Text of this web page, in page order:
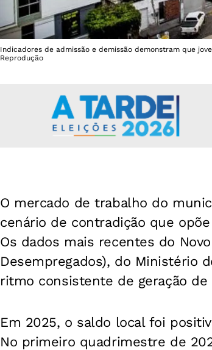
Indicadores de admissão e demissão demonstram que
Reprodução
O mercado de trabalho do
cenário de contradição que
Os dados mais recentes do
Desempregados), do Ministério
ritmo consistente de geração de
Em 2025, o saldo local foi
No primeiro quadrimestre de